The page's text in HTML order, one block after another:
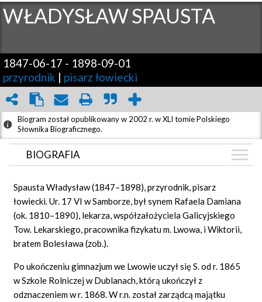
WŁADYSŁAWSPAUSTA
1847-06-17 - 1898-09-01
przyrodnik | pisarz łowiecki
Biogram został opublikowany w 2002 r. w XLI tomie Polskiego
Słownika Biograficznego.
BIOGRAFIA
GRAF POWIĄZAŃ
DYSKUSJA
Mapa
Spausta Władysław (1847–1898), przyrodnik, pisarz
łowiecki. Ur. 17 VI w Samborze, był synem Rafaela Damiana
(ok. 1810–1890), lekarza, współzałożyciela Galicyjskiego
Tow. Lekarskiego, pracownika fizykatu m. Lwowa, i Wiktorii,
bratem Bolesława (zob.).
Po ukończeniu gimnazjum we Lwowie uczył się S. od r. 1865
w Szkole Rolniczej w Dublanach, którą ukończył z
odznaczeniem w r. 1868. W r.n. został zarządcą majątku